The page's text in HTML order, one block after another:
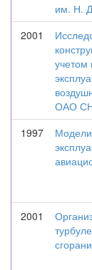
им. Н.
2001
учетом
ОАО
1997
2001